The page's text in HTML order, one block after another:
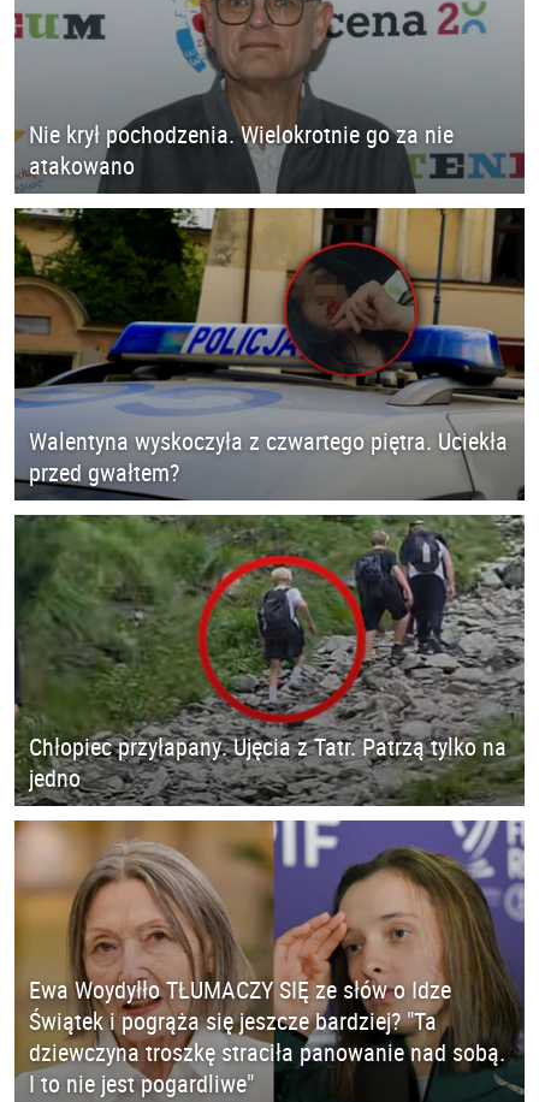
Nie krył pochodzenia. Wielokrotnie go za nie
atakowano
Walentyna wyskoczyła z czwartego piętra. Uciekła
przed gwałtem?
Chłopiec przyłapany. Ujęcia z Tatr. Patrzą tylko na
jedno
Ewa Woydyłło TŁUMACZY SIĘ ze słów o Idze
Świątek i pogrąża się jeszcze bardziej? "Ta
dziewczyna troszkę straciła panowanie nad sobą.
I to nie jest pogardliwe"